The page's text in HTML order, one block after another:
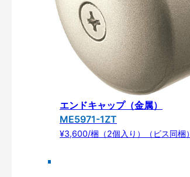
エンドキャップ（金属）
ME5971-1ZT
¥3,600/梱（2個入り）（ビス同梱）